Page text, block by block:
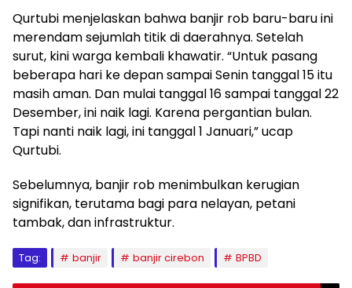
Qurtubi menjelaskan bahwa banjir rob baru-baru ini
merendam sejumlah titik di daerahnya. Setelah
surut, kini warga kembali khawatir. “Untuk pasang
beberapa hari ke depan sampai Senin tanggal 15 itu
masih aman. Dan mulai tanggal 16 sampai tanggal 22
Desember, ini naik lagi. Karena pergantian bulan.
Tapi nanti naik lagi, ini tanggal 1 Januari,” ucap
Qurtubi.
Sebelumnya, banjir rob menimbulkan kerugian
signifikan, terutama bagi para nelayan, petani
tambak, dan infrastruktur.
Tag: banjir banjir cirebon BPBD